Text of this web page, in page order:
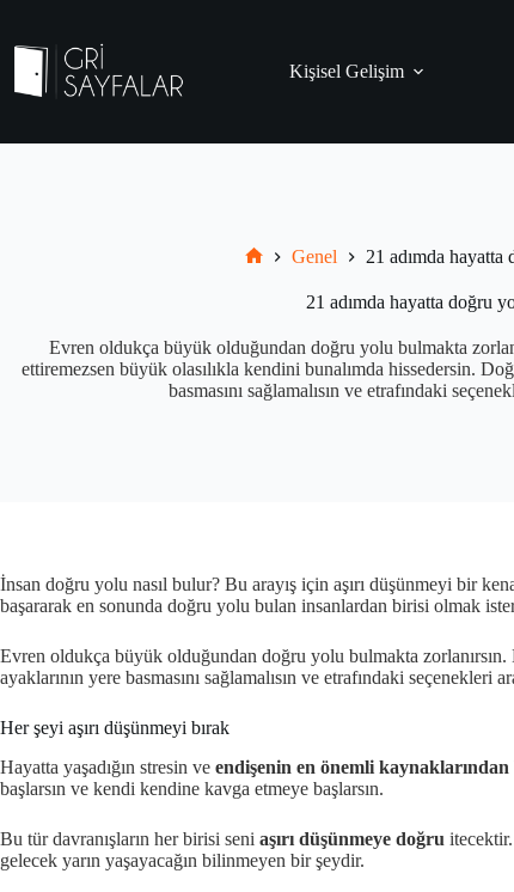
content
Kişisel Gelişim
Genel 21 adımda
21 adımda hayatta doğru
Evren oldukça büyük olduğundan doğru yolu bulmakta
ettiremezsen büyük olasılıkla kendini bunalımda hissedersin.
basmasını sağlamalısın ve etrafındaki
İnsan doğru yolu nasıl bulur? Bu arayış için aşırı düşünmeyi bir
başararak en sonunda doğru yolu bulan insanlardan birisi olmak
Evren oldukça büyük olduğundan doğru yolu bulmakta
ayaklarının yere basmasını sağlamalısın ve etrafındaki seçenekleri
Her şeyi aşırı düşünmeyi bırak
Hayatta yaşadığın stresin ve endişenin en önemli
başlarsın ve kendi kendine kavga etmeye başlarsın.
Bu tür davranışların her birisi seni aşırı düşünmeye doğru
gelecek yarın yaşayacağın bilinmeyen bir şeydir.